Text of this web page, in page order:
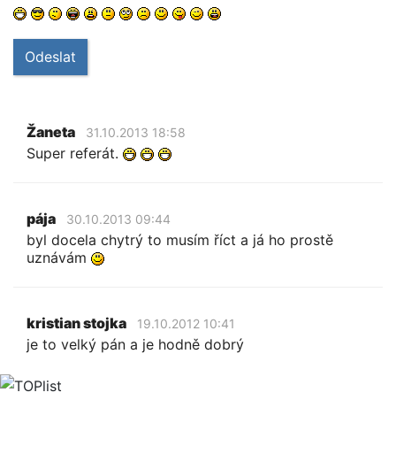
Odeslat
Žaneta 31.10.2013 18:58
Super referát.
pája 30.10.2013 09:44
byl docela chytrý to musím říct a já ho prostě
uznávám
kristian stojka 19.10.2012 10:41
je to velký pán a je hodně dobrý